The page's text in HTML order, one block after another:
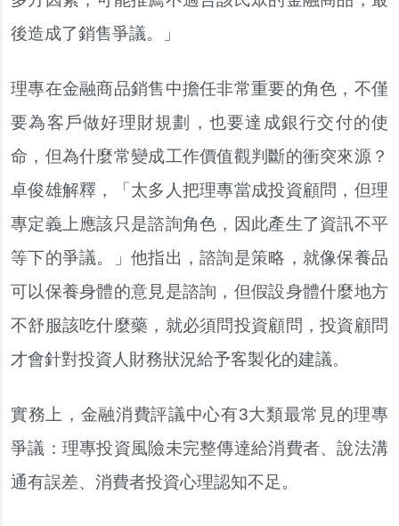
後造成了銷售爭議。」
理專在金融商品銷售中擔任非常重要的角色，不僅
要為客戶做好理財規劃，也要達成銀行交付的使
命，但為什麼常變成工作價值觀判斷的衝突來源？
卓俊雄解釋，「太多人把理專當成投資顧問，但理
專定義上應該只是諮詢角色，因此產生了資訊不平
等下的爭議。」他指出，諮詢是策略，就像保養品
可以保養身體的意見是諮詢，但假設身體什麼地方
不舒服該吃什麼藥，就必須問投資顧問，投資顧問
才會針對投資人財務狀況給予客製化的建議。
實務上，金融消費評議中心有3大類最常見的理專
爭議：理專投資風險未完整傳達給消費者、說法溝
通有誤差、消費者投資心理認知不足。